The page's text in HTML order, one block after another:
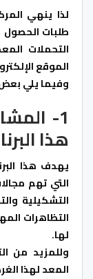
لذا ينهي
طلبات
التحملات
الموقع
وفيما يلي
1-
هذا
يهدف هذا
التي تهم
التشكيلية
التظاهرات
لها.
وللمزيد من
المعد لهذا